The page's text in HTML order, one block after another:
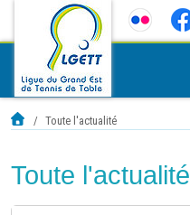
Toute l'actualité
Toute l'actualité